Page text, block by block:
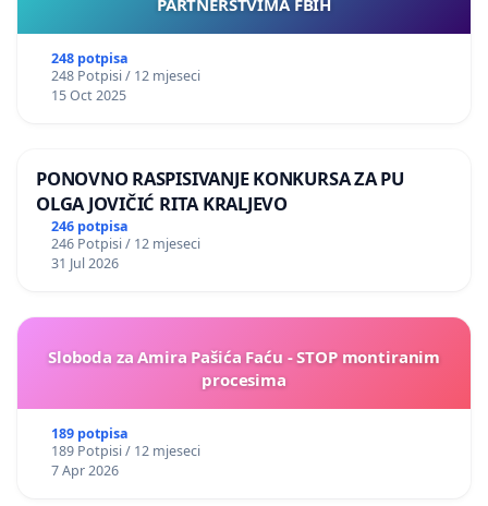
248 potpisa
248 Potpisi / 12 mjeseci
15 Oct 2025
PONOVNO RASPISIVANJE KONKURSA ZA PU
OLGA JOVIČIĆ RITA KRALJEVO
246 potpisa
246 Potpisi / 12 mjeseci
31 Jul 2026
Sloboda za Amira Pašića Faću - STOP montiranim
procesima
189 potpisa
189 Potpisi / 12 mjeseci
7 Apr 2026